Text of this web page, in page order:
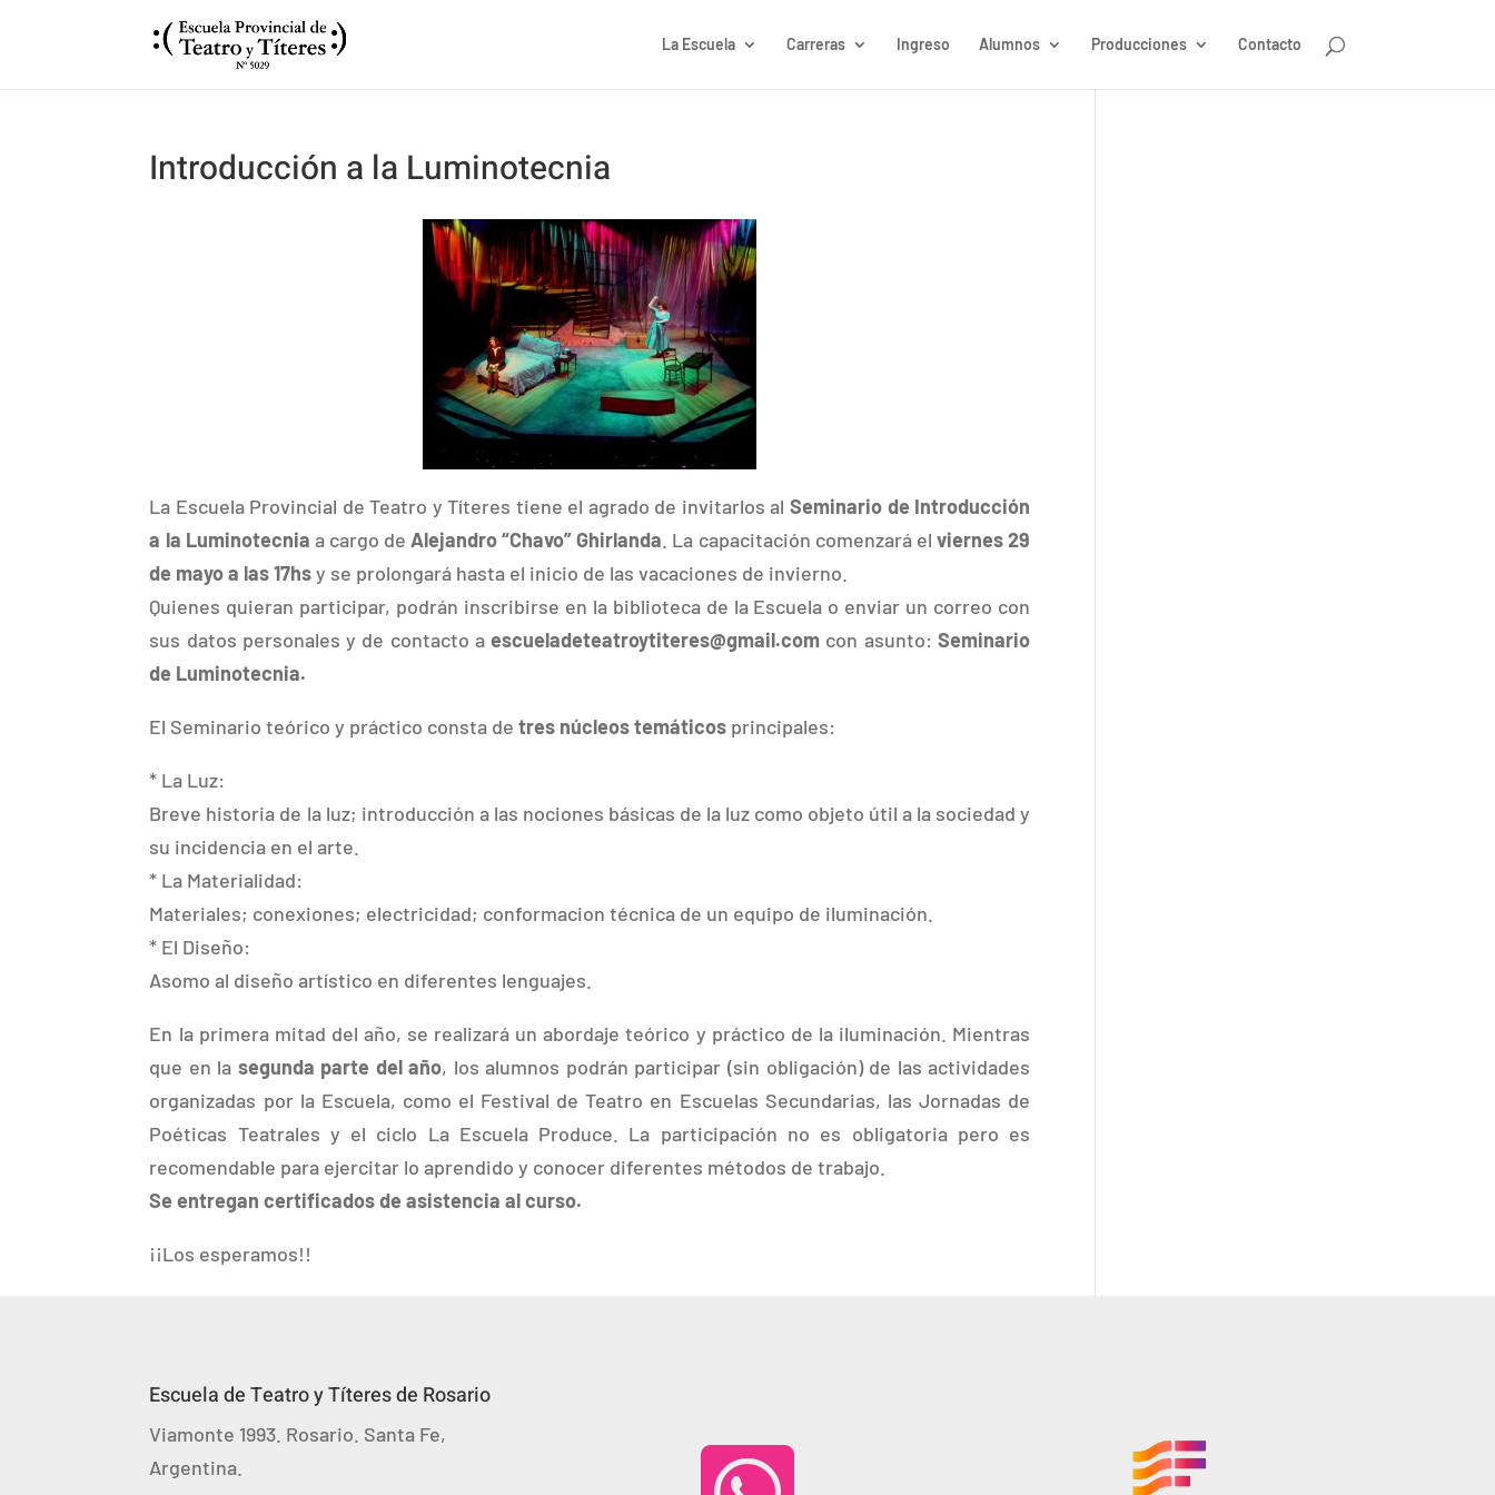
La Escuela Carreras Ingreso Alumnos Producciones Contacto
Introducción a la Luminotecnia
La Escuela Provincial de Teatro y Títeres tiene el agrado de invitarlos alSeminario de Introducción
a la Luminotecnia a cargo de Alejandro “Chavo” Ghirlanda . La capacitación comenzará el viernes 29
de mayo a las 17hsy se prolongará hasta el inicio de las vacaciones de invierno.
Quienes quieran participar, podrán inscribirse en la biblioteca de la Escuela o enviar un correo con
sus datos personales y de contacto aescueladeteatroytiteres@gmail.com con asunto:Seminario
de Luminotecnia.
El Seminario teórico y práctico consta detres núcleos temáticos principales:
* La Luz:
Breve historia de la luz; introducción a las nociones básicas de la luz como objeto útil a la sociedad y
su incidencia en el arte.
* La Materialidad:
Materiales; conexiones; electricidad; conformacion técnica de un equipo de iluminación.
* El Diseño:
Asomo al diseño artístico en diferentes lenguajes.
En la primera mitad del año, se realizará un abordaje teórico y práctico de la iluminación. Mientras
que en la segunda parte del año, los alumnos podrán participar (sin obligación) de las actividades
organizadas por la Escuela, como el Festival de Teatro en Escuelas Secundarias, las Jornadas de
Poéticas Teatrales y el ciclo La Escuela Produce. La participación no es obligatoria pero es
recomendable para ejercitar lo aprendido y conocer diferentes métodos de trabajo.
Se entregan certificados de asistencia al curso.
¡¡Los esperamos!!
Escuela de Teatro y Títeres de Rosario
Viamonte 1993. Rosario. Santa Fe,
Argentina.